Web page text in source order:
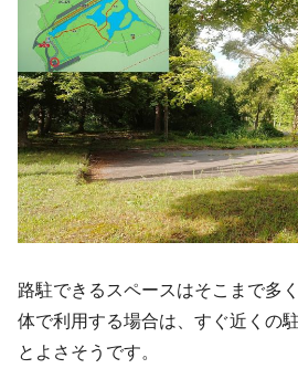
路駐できるスペースはそこまで多
体で利用する場合は、すぐ近くの
とよさそうです。